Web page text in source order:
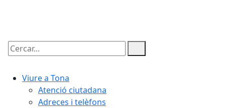
Cercar:
Viure a Tona
Atenció ciutadana
Adreces i telèfons